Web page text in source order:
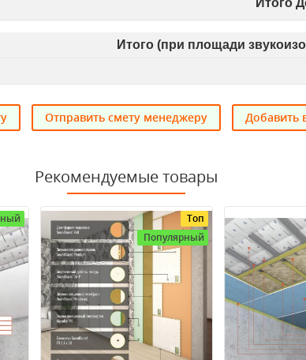
Итого (при площади
Отправить смету менеджеру Добавить
Рекомендуемые товары
Топ
Популярный